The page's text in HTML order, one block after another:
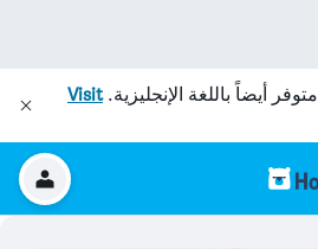
متوفر أيضاً باللغة الإنجليزية.Visit